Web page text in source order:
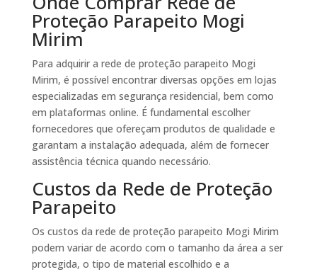
Proteção Parapeito Mogi
Mirim
Para adquirir a rede de proteção parapeito Mogi
Mirim, é possível encontrar diversas opções em lojas
especializadas em segurança residencial, bem como
em plataformas online. É fundamental escolher
fornecedores que ofereçam produtos de qualidade e
garantam a instalação adequada, além de fornecer
assistência técnica quando necessário.
Custos da Rede de Proteção
Parapeito
Os custos da rede de proteção parapeito Mogi Mirim
podem variar de acordo com o tamanho da área a ser
protegida, o tipo de material escolhido e a